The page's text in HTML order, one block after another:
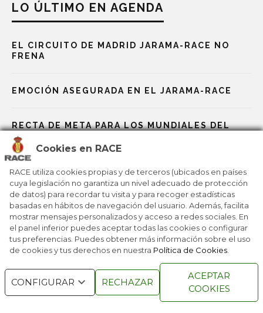
Cookies en RACE
RACE utiliza cookies propias y de terceros (ubicados en países
cuya legislación no garantiza un nivel adecuado de protección
de datos) para recordar tu visita y para recoger estadísticas
basadas en hábitos de navegación del usuario. Además, facilita
mostrar mensajes personalizados y acceso a redes sociales. En
el panel inferior puedes aceptar todas las cookies o configurar
tus preferencias. Puedes obtener más información sobre el uso
de cookies y tus derechos en nuestra Política de Cookies
CONFIGURAR RECHAZAR
ACEPTAR
COOKIES
LO ÚLTIMO EN AGENDA
EL CIRCUITO DE MADRID JARAMA-RACE NO
FRENA
EMOCIÓN ASEGURADA EN EL JARAMA-RACE
RECTA DE META PARA LOS MUNDIALES DEL
MOTOR
LOS MUNDIALES DEL MOTOR SE CALIENTAN
NUEVA EDICIÓN DEL JARAMA CLASSIC
TODOS LOS DERECHOS
RESERVADOS